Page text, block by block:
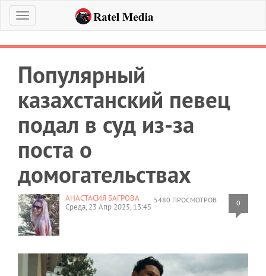
Меню
Популярный
казахстанский певец
подал в суд из-за
поста о
домогательствах
5480 ПРОСМОТРОВ 0
АНАСТАСИЯ БАГРОВА
Среда, 23 Апр 2025, 13:45